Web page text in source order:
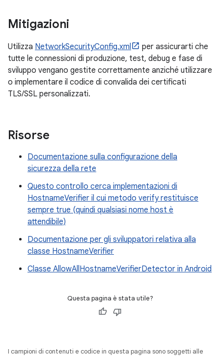
Mitigazioni
Utilizza NetworkSecurityConfig.xml
per assicurarti che
tutte le connessioni di produzione, test, debug e fase di
sviluppo vengano gestite correttamente anziché utilizzare
o implementare il codice di convalida dei certificati
TLS/SSL personalizzati.
Risorse
Documentazione sulla configurazione della
sicurezza della rete
Questo controllo cerca implementazioni di
HostnameVerifier il cui metodo verify restituisce
sempre true (quindi qualsiasi nome host è
attendibile)
Documentazione per gli sviluppatori relativa alla
classe HostnameVerifier
Classe AllowAllHostnameVerifierDetector in Android
Questa pagina è stata utile?
I campioni di contenuti e codice in questa pagina sono soggetti alle